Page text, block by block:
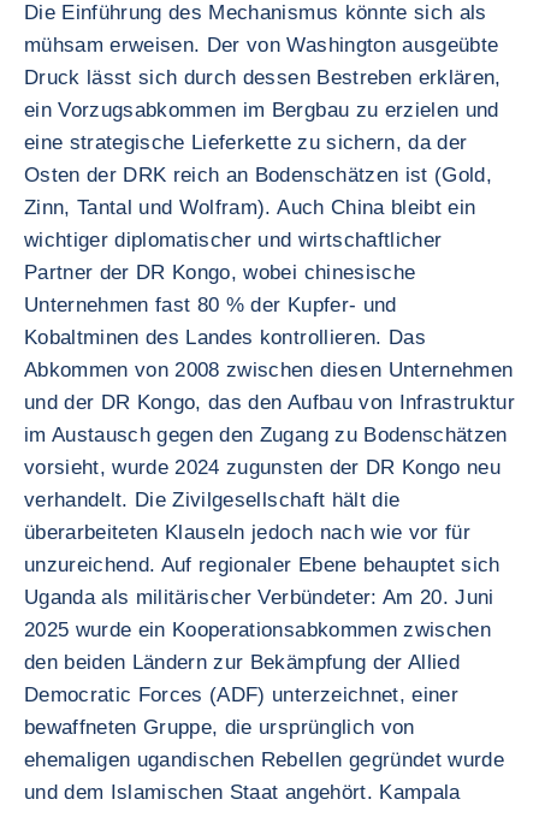
Die Einführung des Mechanismus könnte sich als
mühsam erweisen. Der von Washington ausgeübte
Druck lässt sich durch dessen Bestreben erklären,
ein Vorzugsabkommen im Bergbau zu erzielen und
eine strategische Lieferkette zu sichern, da der
Osten der DRK reich an Bodenschätzen ist (Gold,
Zinn, Tantal und Wolfram). Auch China bleibt ein
wichtiger diplomatischer und wirtschaftlicher
Partner der DR Kongo, wobei chinesische
Unternehmen fast 80 % der Kupfer- und
Kobaltminen des Landes kontrollieren. Das
Abkommen von 2008 zwischen diesen Unternehmen
und der DR Kongo, das den Aufbau von Infrastruktur
im Austausch gegen den Zugang zu Bodenschätzen
vorsieht, wurde 2024 zugunsten der DR Kongo neu
verhandelt. Die Zivilgesellschaft hält die
überarbeiteten Klauseln jedoch nach wie vor für
unzureichend. Auf regionaler Ebene behauptet sich
Uganda als militärischer Verbündeter: Am 20. Juni
2025 wurde ein Kooperationsabkommen zwischen
den beiden Ländern zur Bekämpfung der Allied
Democratic Forces (ADF) unterzeichnet, einer
bewaffneten Gruppe, die ursprünglich von
ehemaligen ugandischen Rebellen gegründet wurde
und dem Islamischen Staat angehört. Kampala